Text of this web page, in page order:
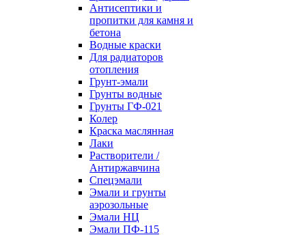
Антисептики и
пропитки для камня и
бетона
Водные краски
Для радиаторов
отопления
Грунт-эмали
Грунты водные
Грунты ГФ-021
Колер
Краска маслянная
Лаки
Растворители /
Антиржавчина
Спецэмали
Эмали и грунты
аэрозольные
Эмали НЦ
Эмали ПФ-115